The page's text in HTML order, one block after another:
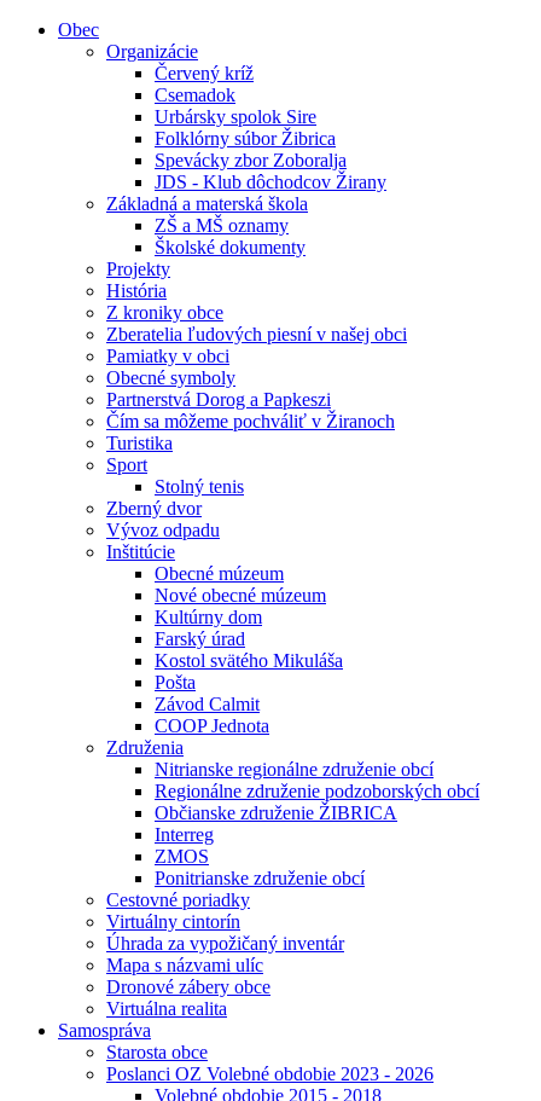
Obec
Organizácie
Červený kríž
Csemadok
Urbársky spolok Sire
Folklórny súbor Žibrica
Spevácky zbor Zoboralja
JDS - Klub dôchodcov Žirany
Základná a materská škola
ZŠ a MŠ oznamy
Školské dokumenty
Projekty
História
Z kroniky obce
Zberatelia ľudových piesní v našej obci
Pamiatky v obci
Obecné symboly
Partnerstvá Dorog a Papkeszi
Čím sa môžeme pochváliť v Žiranoch
Turistika
Sport
Stolný tenis
Zberný dvor
Vývoz odpadu
Inštitúcie
Obecné múzeum
Nové obecné múzeum
Kultúrny dom
Farský úrad
Kostol svätého Mikuláša
Pošta
Závod Calmit
COOP Jednota
Združenia
Nitrianske regionálne združenie obcí
Regionálne združenie podzoborských obcí
Občianske združenie ŽIBRICA
Interreg
ZMOS
Ponitrianske združenie obcí
Cestovné poriadky
Virtuálny cintorín
Úhrada za vypožičaný inventár
Mapa s názvami ulíc
Dronové zábery obce
Virtuálna realita
Samospráva
Starosta obce
Poslanci OZ Volebné obdobie 2023 - 2026
Volebné obdobie 2015 - 2018